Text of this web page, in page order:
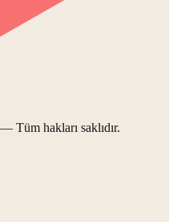
— Tüm hakları saklıdır.